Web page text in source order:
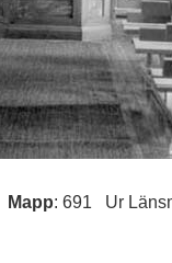
Mapp: 691
Ur